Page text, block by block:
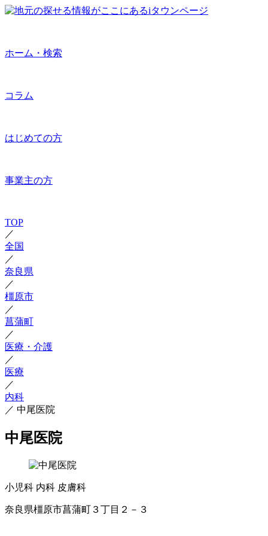
ホーム・検索
コラム
はじめての方
事業主の方
TOP
／
全国
／
奈良県
／
橿原市
／
菖蒲町
／
医療・介護
／
医療
／
内科
／ 中尾医院
中尾医院
小児科 内科 皮膚科
奈良県橿原市菖蒲町３丁目２－３